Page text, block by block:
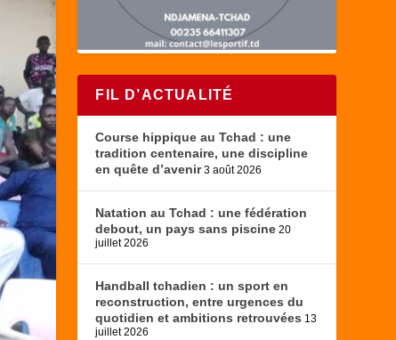
FIL D’ACTUALITÉ
Course hippique au Tchad : une
tradition centenaire, une discipline
en quête d’avenir 3 août 2026
Natation au Tchad : une fédération
debout, un pays sans piscine 20
juillet 2026
Handball tchadien : un sport en
reconstruction, entre urgences du
quotidien et ambitions retrouvées 13
juillet 2026